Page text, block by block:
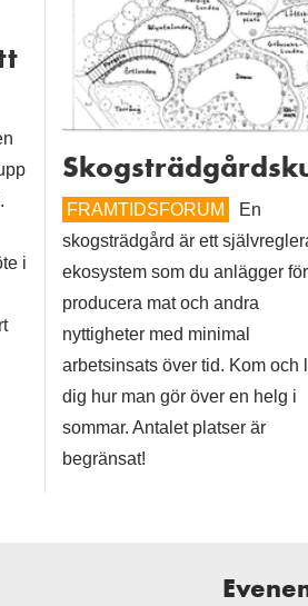
i
FRAMTIDSFORUM
En
skogsträdgård är ett
ekosystem som du anlägger
producera mat och andra
nyttigheter med minimal
arbetsinsats över tid. Kom och
dig hur man gör över en helg i
sommar. Antalet platser är
begränsat!